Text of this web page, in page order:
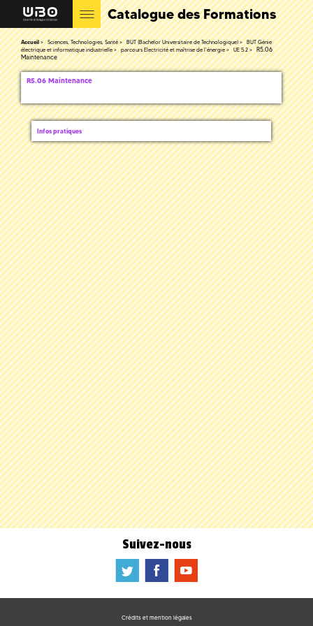
Catalogue des Formations
Accueil Sciences, Technologies, Santé BUT (Bachelor Universitaire de Technologique)
BUT Génie
électrique et informatique industrielle
parcours Electricité et maîtrise de l'énergie UE 5.2
R5.06
Maintenance
R5.06 Maintenance
Infos pratiques
Suivez-nous
a b f
Crédits et mention légales